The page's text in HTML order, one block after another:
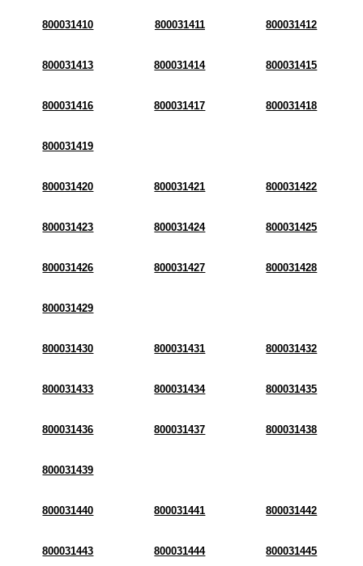
800031410 800031411 800031412
800031413 800031414 800031415
800031416 800031417 800031418
800031419
800031420 800031421 800031422
800031423 800031424 800031425
800031426 800031427 800031428
800031429
800031430 800031431 800031432
800031433 800031434 800031435
800031436 800031437 800031438
800031439
800031440 800031441 800031442
800031443 800031444 800031445